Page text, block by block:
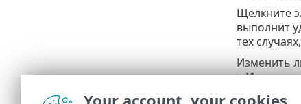
Щелкните
выполнит
тех
Изменить
>
в службе
Your account, your cookies